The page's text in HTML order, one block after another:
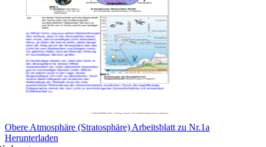
Obere Atmosphäre (Stratosphäre) Arbeitsblatt zu Nr.1a
Herunterladen